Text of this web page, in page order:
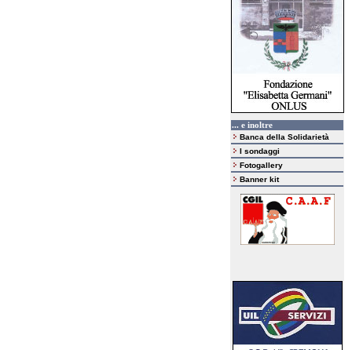
... e inoltre
Banca della Solidarietà
I sondaggi
Fotogallery
Banner kit